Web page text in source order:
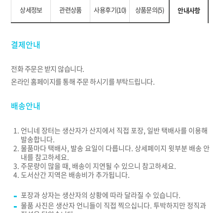
상세정보 관련상품 사용후기(10) 상품문의(5) 안내사항
결제안내
전화 주문은 받지 않습니다.
온라인 홈페이지를 통해 주문 하시기를 부탁드립니다.
배송안내
언니네 장터는 생산자가 산지에서 직접 포장, 일반 택배사를 이용해
발송합니다.
물품마다 택배사, 발송 요일이 다릅니다. 상세페이지 윗부분 배송 안
내를 참고하세요.
주문량이 많을 때, 배송이 지연될 수 있으니 참고하세요.
도서산간 지역은 배송비가 추가됩니다.
포장과 상자는 생산자의 상황에 따라 달라질 수 있습니다.
물품 사진은 생산자 언니들이 직접 찍으십니다. 투박하지만 정직과